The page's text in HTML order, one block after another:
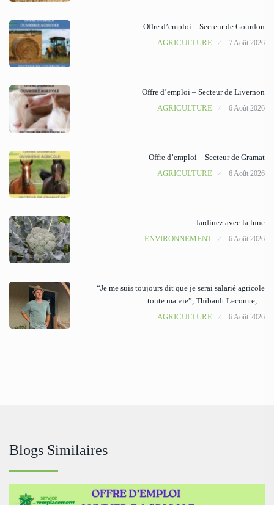
Offre d’emploi – Secteur de Gourdon
AGRICULTURE
7 Août 2026
Offre d’emploi – Secteur de Livernon
AGRICULTURE
6 Août 2026
Offre d’emploi – Secteur de Gramat
AGRICULTURE
6 Août 2026
Jardinez avec la lune
ENVIRONNEMENT
6 Août 2026
“Je me suis toujours dit que je serai salarié agricole
toute ma vie”, Thibault Lecomte,…
AGRICULTURE
6 Août 2026
Blogs Similaires